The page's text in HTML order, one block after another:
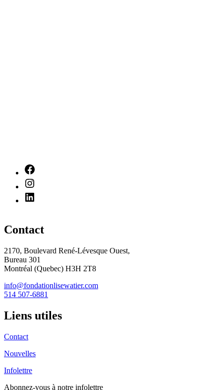
Contact
2170, Boulevard René-Lévesque Ouest,
Bureau 301
Montréal (Quebec) H3H 2T8
info@fondationlisewatier.com
514 507-6881
Liens utiles
Contact
Nouvelles
Infolettre
Abonnez-vous à notre infolettre